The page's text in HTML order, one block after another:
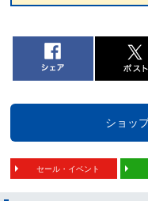
ショッ
セール・イベント